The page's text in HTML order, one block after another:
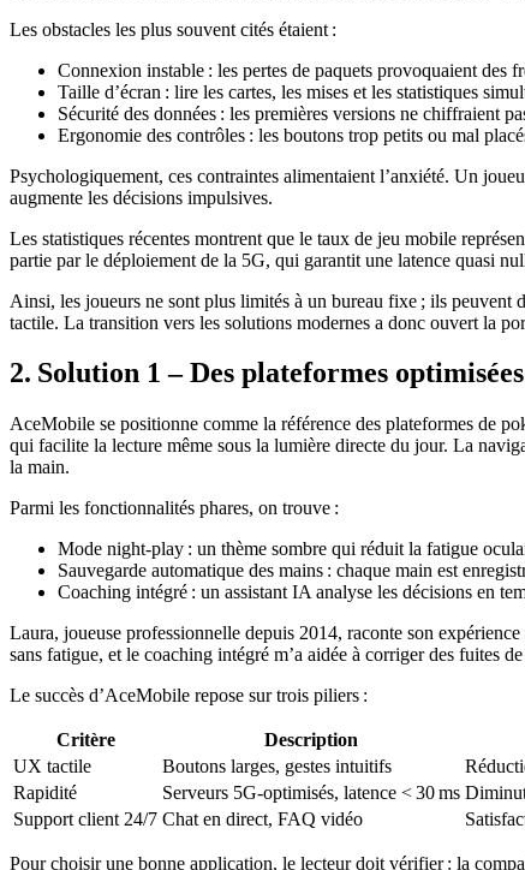
Les obstacles les plus souvent cités étaient :
Connexion instable : les pertes de paquets provoquaient des
Taille d’écran : lire les cartes, les mises et les statistiques
Sécurité des données : les premières versions ne chiffraient
Ergonomie des contrôles : les boutons trop petits ou mal
Psychologiquement, ces contraintes alimentaient l’anxiété. Un
augmente les décisions impulsives.
Les statistiques récentes montrent que le taux de jeu mobile
partie par le déploiement de la 5G, qui garantit une latence quasi
Ainsi, les joueurs ne sont plus limités à un bureau fixe ; ils peuvent
tactile. La transition vers les solutions modernes a donc ouvert la
2. Solution 1 – Des plateformes
AceMobile se positionne comme la référence des plateformes de
qui facilite la lecture même sous la lumière directe du jour. La
la main.
Parmi les fonctionnalités phares, on trouve :
Mode night‑play : un thème sombre qui réduit la fatigue
Sauvegarde automatique des mains : chaque main est
Coaching intégré : un assistant IA analyse les décisions en
Laura, joueuse professionnelle depuis 2014, raconte son
sans fatigue, et le coaching intégré m’a aidée à corriger des fuites
Le succès d’AceMobile repose sur trois piliers :
Critère Description
UX tactile
Boutons larges, gestes intuitifs
Rapidité
Serveurs 5G‑optimisés, latence < 30 ms
Support client 24/7 Chat en direct, FAQ vidéo
Pour choisir une bonne application, le lecteur doit vérifier : la